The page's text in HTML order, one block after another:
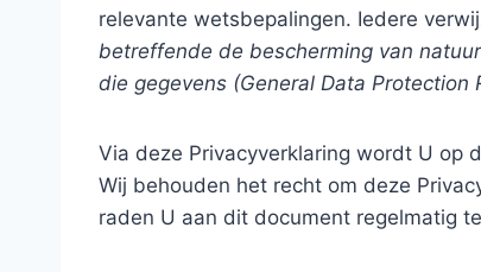
relevante wetsbepalingen. Iedere
betreffende de bescherming van
die gegevens (General Data Protection
Via deze Privacyverklaring wordt U op
Wij behouden het recht om deze
raden U aan dit document regelmatig